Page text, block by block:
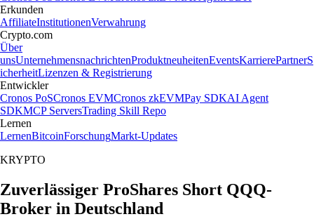
Erkunden
AffiliateInstitutionenVerwahrung
Crypto.com
Über
unsUnternehmensnachrichtenProduktneuheitenEventsKarrierePartnerS
icherheitLizenzen & Registrierung
Entwickler
Cronos PoSCronos EVMCronos zkEVMPay SDKAI Agent
SDKMCP ServersTrading Skill Repo
Lernen
LernenBitcoinForschungMarkt-Updates
KRYPTO
Zuverlässiger ProShares Short QQQ-
Broker in Deutschland